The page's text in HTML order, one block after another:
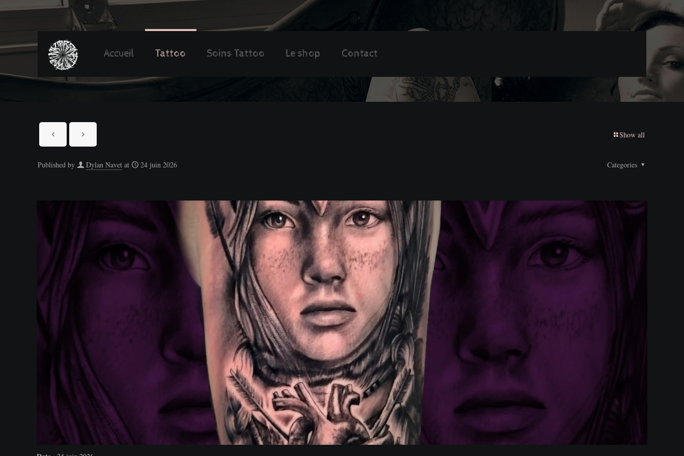
Accueil Tattoo Soins Tattoo Le shop Contact
Show all
Published by Dylan Navet at 24 juin 2026 Categories